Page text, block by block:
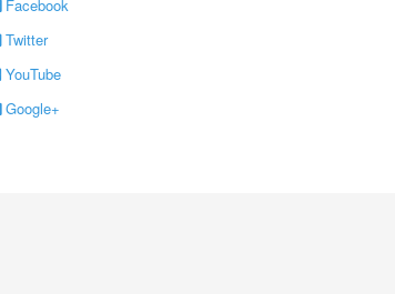
Facebook
Twitter
YouTube
Google+